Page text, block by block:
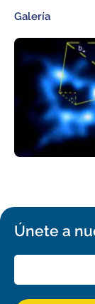
Galería
Únete a